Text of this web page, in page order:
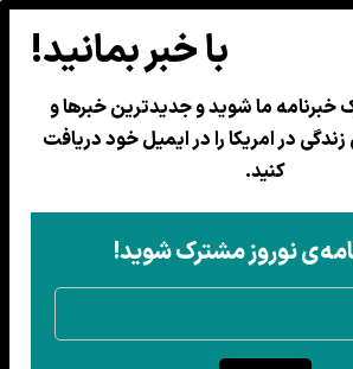
کالیفرنیا برای تابستان ۲۰۲۶ به
واجد شرایط کمک
می‌دهد
خانواده‌های واجد شرایط برای هر کودک ۱۲۰ دالر کمک
خبرنامه ما شوید و جدیدترین خبرها و
در امریکا را در ایمیل خود دریافت
کنید.
نوروز مشترک شوید!